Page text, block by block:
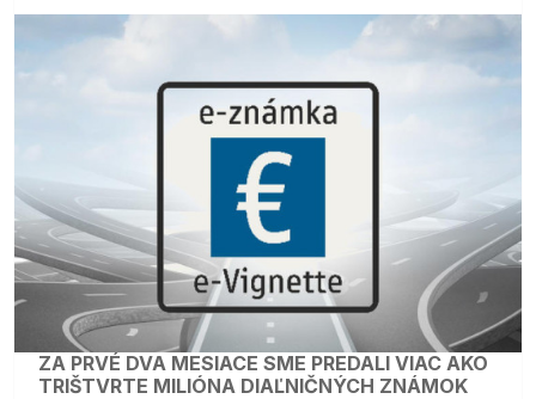
ZA PRVÉ DVA MESIACE SME PREDALI VIAC AKO
TRIŠTVRTE MILIÓNA DIAĽNIČNÝCH ZNÁMOK